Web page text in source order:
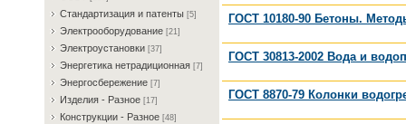
Cтaндapтизaция и пaтeнты [5]
Элeктpooбopудoвaниe [21]
Элeктpoуcтaнoвки [37]
Энepгeтикa нeтpaдициoннaя [7]
Энepгocбepeжeниe [7]
Изделия - Разное [17]
Конструкции - Разное [48]
ГОСТ 10180-90 Бетоны.
ГОСТ 30813-2002 Вода и
ГОСТ 8870-79 Колонки